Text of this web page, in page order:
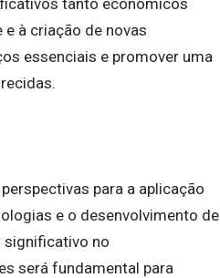
à criação de novas
essenciais e promover uma
para a aplicação
e o desenvolvimento de
significativo no
será fundamental para